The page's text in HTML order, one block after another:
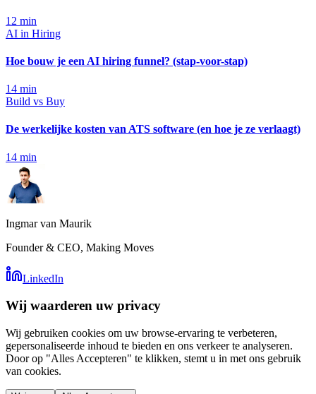
12 min
AI in Hiring
Hoe bouw je een AI hiring funnel? (stap-voor-stap)
14 min
Build vs Buy
De werkelijke kosten van ATS software (en hoe je ze verlaagt)
14 min
Ingmar van Maurik
Founder & CEO, Making Moves
LinkedIn
Wij waarderen uw privacy
Wij gebruiken cookies om uw browse-ervaring te verbeteren,
gepersonaliseerde inhoud te bieden en ons verkeer te analyseren.
Door op "Alles Accepteren" te klikken, stemt u in met ons gebruik
van cookies.